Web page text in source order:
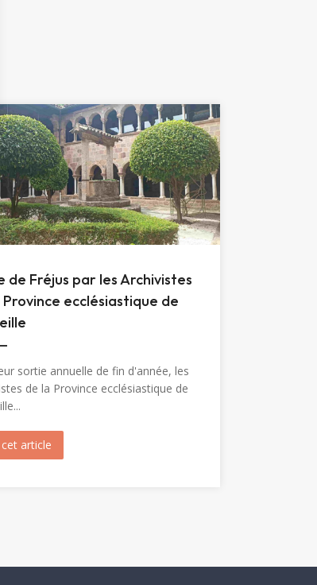
de Fréjus par les Archivistes
Province ecclésiastique de
sortie annuelle de fin d'année, les
de la Province ecclésiastique de
article